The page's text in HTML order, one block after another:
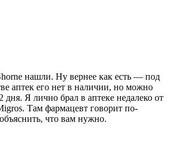
нашли. Ну вернее как есть — под
аптек его нет в наличии, но можно
дня. Я лично брал в аптеке недалеко от
Там фармацевт говорит по-
что вам нужно.